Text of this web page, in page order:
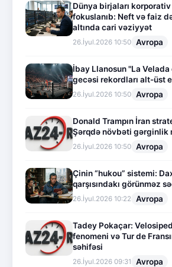
Dünya birjaları
fokuslanıb: Neft və faiz
altında cari vəziyyət
26.İyul.2026 10:50 Avropa
İbay Llanosun "La
gecəsi rekordları alt-üst
26.İyul.2026 10:50 Avropa
Donald Trampın İran
Şərqdə növbəti gərginlik
26.İyul.2026 10:50 Avropa
Çinin “hukou” sistemi:
qarşısındakı görünməz
26.İyul.2026 10:22 Avropa
Tadey Pokaçar:
fenomeni və Tur de
səhifəsi
26.İyul.2026 09:31 Avropa